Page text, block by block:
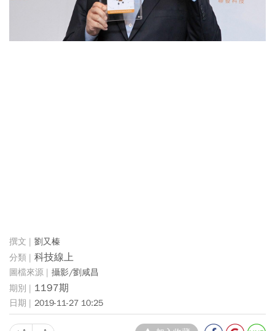
劉又榛
科技線上
攝影/劉咸昌
1197期
2019-11-27 10:25